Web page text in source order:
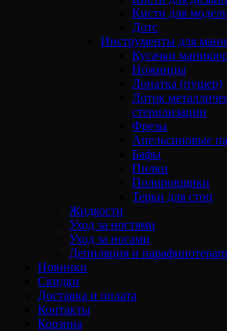
Кисти для
Дотс
Инструменты для
Кусачки
Ножницы
Лопатка (пушер)
Лоток
стерилизации
Фрезы
Апельсиновые
Бафы
Пилки
Полировщики
Терки для стоп
Жидкости
Уход за ногтями
Уход за ногами
Депиляция и
Новинки
Скидки
Доставка и оплата
Контакты
Корзина